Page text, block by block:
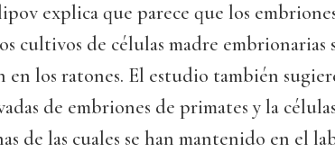
explica que parece que los
cultivos de células madre embrionarias
en los ratones. El estudio también
de embriones de primates y la
de las cuales se han mantenido en el